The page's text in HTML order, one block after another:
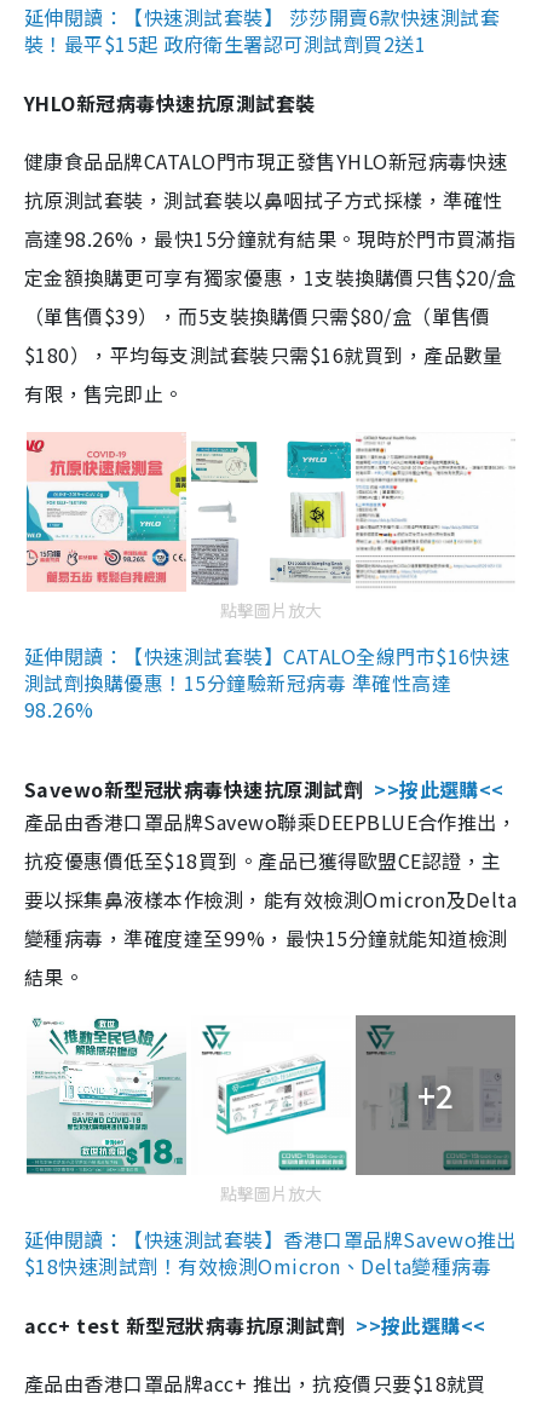
延伸閱讀：【快速測試套裝】 莎莎開賣6款快速測試套
裝！最平$15起 政府衛生署認可測試劑買2送1
YHLO新冠病毒快速抗原測試套裝
健康食品品牌CATALO門市現正發售YHLO新冠病毒快速
抗原測試套裝，測試套裝以鼻咽拭子方式採樣，準確性
高達98.26%，最快15分鐘就有結果。現時於門市買滿指
定金額換購更可享有獨家優惠，1支裝換購價只售$20/盒
（單售價$39），而5支裝換購價只需$80/盒（單售價
$180），平均每支測試套裝只需$16就買到，產品數量
有限，售完即止。
點擊圖片放大
延伸閱讀：【快速測試套裝】CATALO全線門市$16快速
測試劑換購優惠！15分鐘驗新冠病毒 準確性高達
98.26%
Savewo新型冠狀病毒快速抗原測試劑 >>按此選購<<
產品由香港口罩品牌Savewo聯乘DEEPBLUE合作推出，
抗疫優惠價低至$18買到。產品已獲得歐盟CE認證，主
要以採集鼻液樣本作檢測，能有效檢測Omicron及Delta
變種病毒，準確度達至99%，最快15分鐘就能知道檢測
結果。
+2
點擊圖片放大
延伸閱讀：【快速測試套裝】香港口罩品牌Savewo推出
$18快速測試劑！有效檢測Omicron、Delta變種病毒
acc+ test 新型冠狀病毒抗原測試劑 >>按此選購<<
產品由香港口罩品牌acc+ 推出，抗疫價只要$18就買